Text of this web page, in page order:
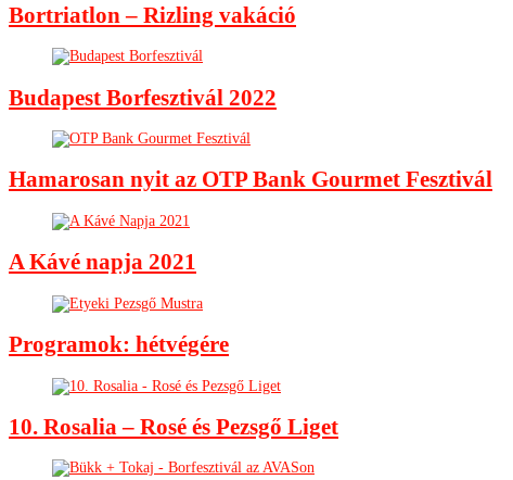
Bortriatlon – Rizling vakáció
Budapest Borfesztivál 2022
Hamarosan nyit az OTP Bank Gourmet Fesztivál
A Kávé napja 2021
Programok: hétvégére
10. Rosalia – Rosé és Pezsgő Liget